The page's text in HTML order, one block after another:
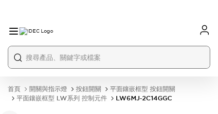
首頁 開關與指示燈 按鈕開關
平面鑲嵌框型 按鈕開關
平面鑲嵌框型 LW系列 控制元件
LW6MJ-2C14GGC